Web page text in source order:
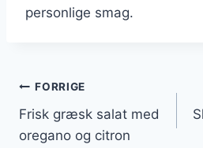
personlige smag.
FORRIGE
Frisk græsk salat med
oregano og citron